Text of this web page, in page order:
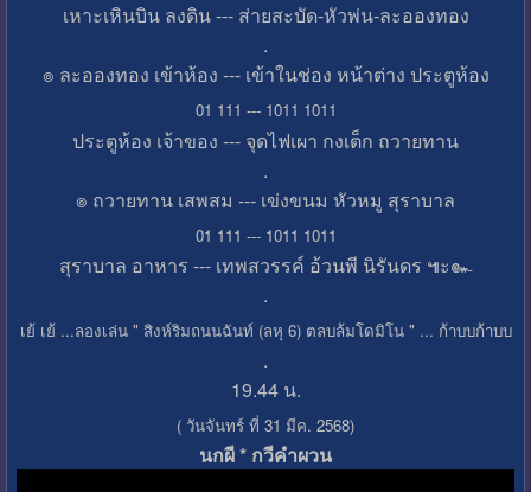
เหาะเหินบิน ลงดิน --- ส่ายสะบัด-หัวพ่น-ละอองทอง
.
๏ ละอองทอง เข้าห้อง --- เข้าในช่อง หน้าต่าง ประตูห้อง
01 111 --- 1011 1011
ประตูห้อง เจ้าของ --- จุดไฟเผา กงเต็ก ถวายทาน
.
๏ ถวายทาน เสพสม --- เข่งขนม หัวหมู สุราบาล
01 111 --- 1011 1011
สุราบาล อาหาร --- เทพสวรรค์ อ้วนพี นิรันดร ๚ะ๛
.
เย้ เย้ ...ลองเล่น " สิงห์ริมถนนฉันท์ (ลหุ 6) ตลบล้มโดมิโน " ... ก้าบบก้าบบ
.
19.44 น.
( วันจันทร์ ที่ 31 มีค. 2568)
นกผี * กวีคำผวน